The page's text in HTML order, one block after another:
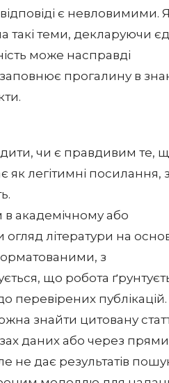
відповіді є невловимими.
такі теми, декларуючи
може насправді
прогалину в
чи є правдивим те,
як легітимні посилання,
академічному або
літератури на
з
що робота
перевірених публікацій.
знайти цитовану
даних або через
не дає результатів